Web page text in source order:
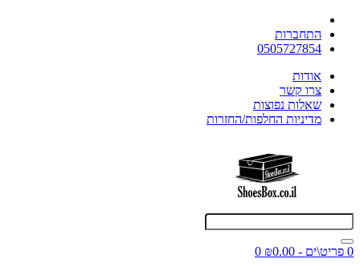
התחברות
0505727854
אודות
צרו קשר
שאלות נפוצות
מדיניות החלפות/החזרות
0 פריט\ים - ₪0.00
0